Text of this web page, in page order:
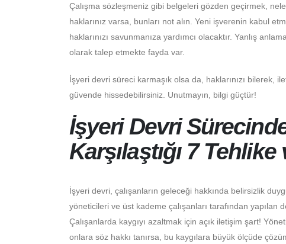
Çalışma sözleşmeniz gibi belgeleri gözden geçirmek,
haklarınız varsa, bunları not alın. Yeni işverenin kabul
haklarınızı savunmanıza yardımcı olacaktır. Yanlış
olarak talep etmekte fayda var.
İşyeri devri süreci karmaşık olsa da, haklarınızı bilerek,
güvende hissedebilirsiniz. Unutmayın, bilgi güçtür!
İşyeri Devri
Karşılaştığı 7
İşyeri devri, çalışanların geleceği hakkında belirsizlik
yöneticileri ve üst kademe çalışanları tarafından yapılan
Çalışanlarda kaygıyı azaltmak için açık iletişim şart!
onlara söz hakkı tanırsa, bu kaygılara büyük ölçüde